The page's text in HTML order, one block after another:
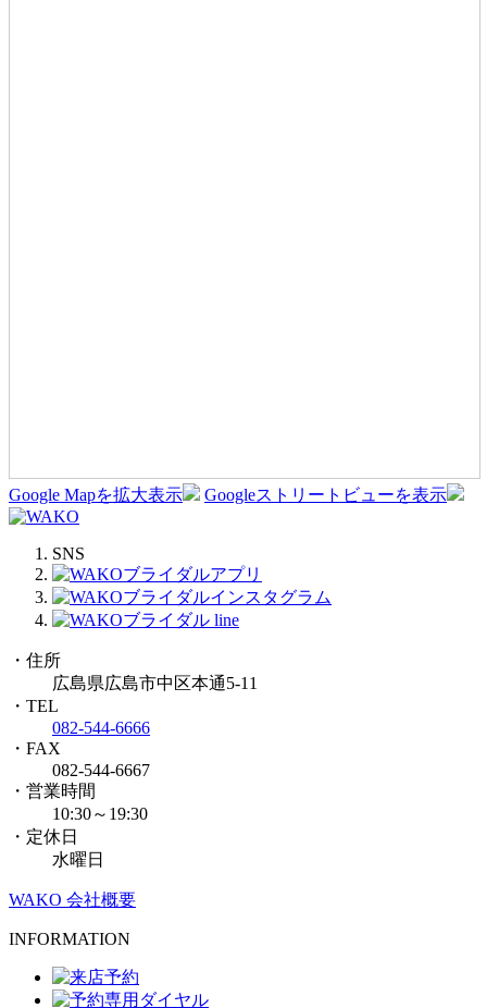
Google Mapを拡大表示 Googleストリートビューを表示
SNS
・住所
広島県広島市中区本通5-11
・TEL
082-544-6666
・FAX
082-544-6667
・営業時間
10:30～19:30
・定休日
水曜日
WAKO 会社概要
INFORMATION